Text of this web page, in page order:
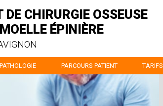
CHIRURGIE OSSEUSE
ÉPINIÈRE
PARCOURS PATIENT TARIFS